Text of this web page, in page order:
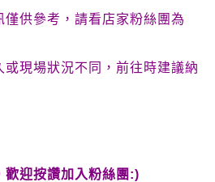
僅供參考，請看店家粉絲團為
或現場狀況不同，前往時建議納
歡迎按讚加入粉絲團:)